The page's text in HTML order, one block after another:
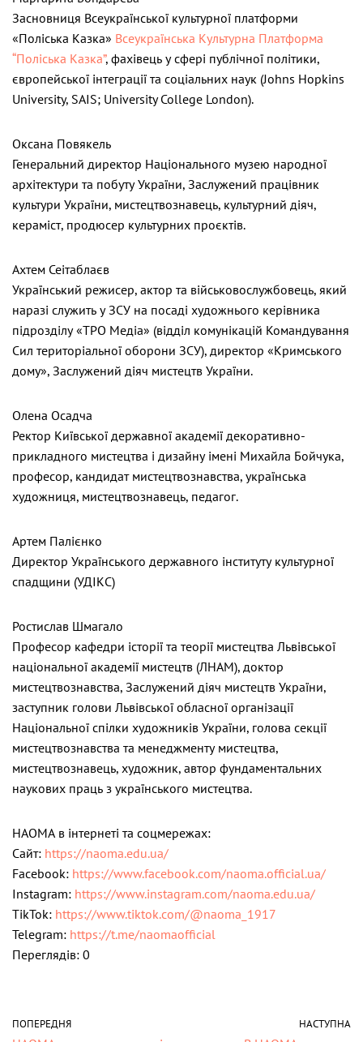
Засновниця Всеукраїнської культурної платформи
«Поліська Казка» Всеукраїнська Культурна Платформа
“Поліська Казка”, фахівець у сфері публічної політики,
європейської інтеграції та соціальних наук (Johns Hopkins
University, SAIS; University College London).
Оксана Повякель
Генеральний директор Національного музею народної
архітектури та побуту України, Заслужений працівник
культури України, мистецтвознавець, культурний діяч,
кераміст, продюсер культурних проєктів.
Ахтем Сеітаблаєв
Український режисер, актор та військовослужбовець, який
наразі служить у ЗСУ на посаді художнього керівника
підрозділу «ТРО Медіа» (відділ комунікацій Командування
Сил територіальної оборони ЗСУ), директор «Кримського
дому», Заслужений діяч мистецтв України.
Олена Осадча
Ректор Київської державної академії декоративно-
прикладного мистецтва і дизайну імені Михайла Бойчука,
професор, кандидат мистецтвознавства, українська
художниця, мистецтвознавець, педагог.
Артем Палієнко
Директор Українського державного інституту культурної
спадщини (УДІКС)
Ростислав Шмагало
Професор кафедри історії та теорії мистецтва Львівської
національної академії мистецтв (ЛНАМ), доктор
мистецтвознавства, Заслужений діяч мистецтв України,
заступник голови Львівської обласної організації
Національної спілки художників України, голова секції
мистецтвознавства та менеджменту мистецтва,
мистецтвознавець, художник, автор фундаментальних
наукових праць з українського мистецтва.
НАОМА в інтернеті та соцмережах:
Сайт: https://naoma.edu.ua/
Facebook: https://www.facebook.com/naoma.official.ua/
Instagram: https://www.instagram.com/naoma.edu.ua/
TikTok: https://www.tiktok.com/@naoma_1917
Telegram: https://t.me/naomaofficial
Переглядів: 0
ПОПЕРЕДНЯ НАСТУПНА